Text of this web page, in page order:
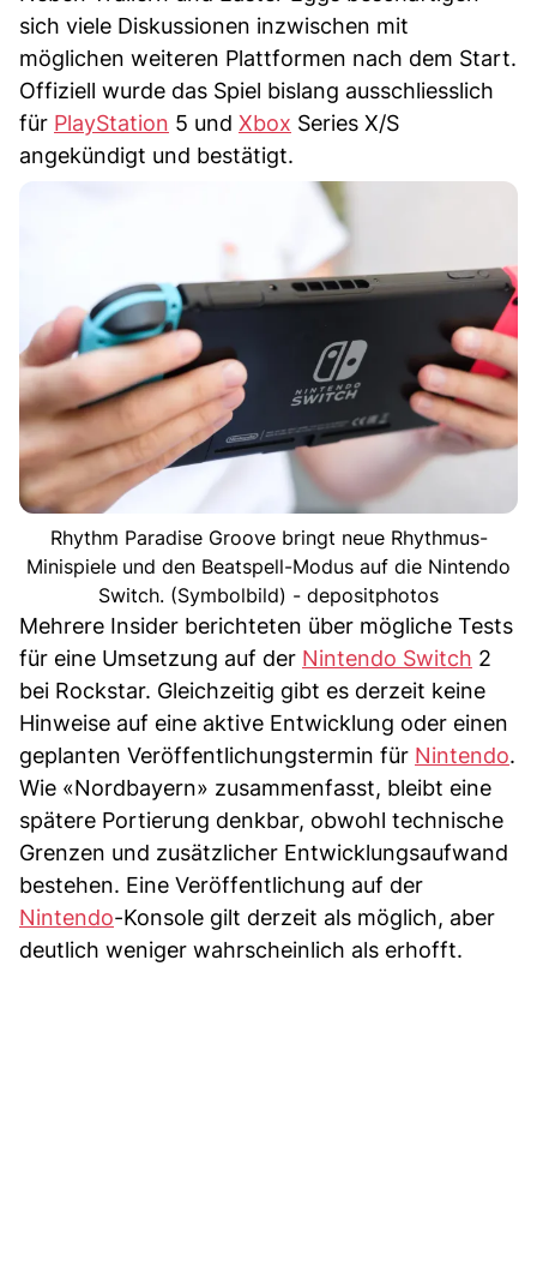
sich viele Diskussionen inzwischen mit
möglichen weiteren Plattformen nach dem Start.
Offiziell wurde das Spiel bislang ausschliesslich
für PlayStation 5 und Xbox Series X/S
angekündigt und bestätigt.
Rhythm Paradise Groove bringt neue Rhythmus-
Minispiele und den Beatspell-Modus auf die Nintendo
Switch. (Symbolbild) - depositphotos
Mehrere Insider berichteten über mögliche Tests
für eine Umsetzung auf der Nintendo Switch 2
bei Rockstar. Gleichzeitig gibt es derzeit keine
Hinweise auf eine aktive Entwicklung oder einen
geplanten Veröffentlichungstermin für Nintendo.
Wie «Nordbayern» zusammenfasst, bleibt eine
spätere Portierung denkbar, obwohl technische
Grenzen und zusätzlicher Entwicklungsaufwand
bestehen. Eine Veröffentlichung auf der
Nintendo-Konsole gilt derzeit als möglich, aber
deutlich weniger wahrscheinlich als erhofft.